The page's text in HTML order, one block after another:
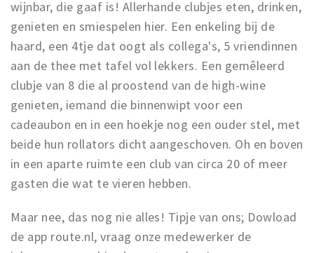
wijnbar, die gaaf is! Allerhande clubjes eten, drinken,
genieten en smiespelen hier. Een enkeling bij de
haard, een 4tje dat oogt als collega's, 5 vriendinnen
aan de thee met tafel vol lekkers. Een gemêleerd
clubje van 8 die al proostend van de high-wine
genieten, iemand die binnenwipt voor een
cadeaubon en in een hoekje nog een ouder stel, met
beide hun rollators dicht aangeschoven. Oh en boven
in een aparte ruimte een club van circa 20 of meer
gasten die wat te vieren hebben.
Maar nee, das nog nie alles! Tipje van ons; Dowload
de app route.nl, vraag onze medewerker de